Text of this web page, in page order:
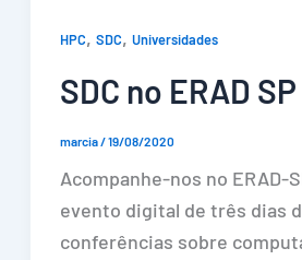
HPC, SDC, Universidades
SDC no ERAD SP
marcia /19/08/2020
Acompanhe-nos no ERAD-
evento digital de três dias
conferências sobre